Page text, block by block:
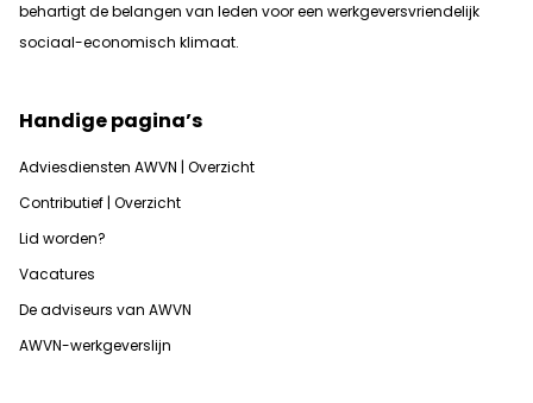
behartigt de belangen van leden voor een werkgeversvriendelijk
sociaal-economisch klimaat.
Handige pagina’s
Adviesdiensten AWVN | Overzicht
Contributief | Overzicht
Lid worden?
Vacatures
De adviseurs van AWVN
AWVN-werkgeverslijn